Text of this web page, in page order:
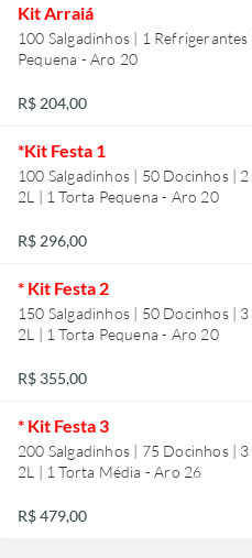
Kit Arraiá
100 Salgadinhos | 1 Refrigerantes
Pequena - Aro 20
R$ 204,00
*Kit Festa 1
100 Salgadinhos | 50 Docinhos |
2L | 1 Torta Pequena - Aro 20
R$ 296,00
* Kit Festa 2
150 Salgadinhos | 50 Docinhos |
2L | 1 Torta Pequena - Aro 20
R$ 355,00
* Kit Festa 3
200 Salgadinhos | 75 Docinhos |
2L | 1 Torta Média - Aro 26
R$ 479,00